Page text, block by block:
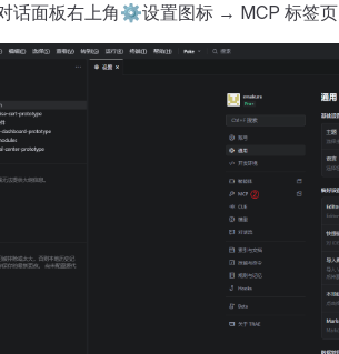
话面板右上角⚙设置图标 → MCP 标签页